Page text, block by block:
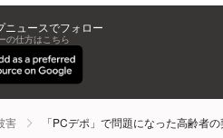
ニュースでフォロー
の仕方はこちら
害 「PCデポ」で問題になった高齢者